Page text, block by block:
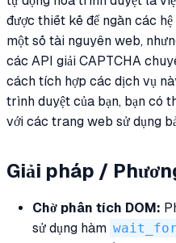
được thiết kế để ngăn các
một số tài nguyên web,
các API giải CAPTCHA
cách tích hợp các dịch vụ
trình duyệt của bạn, bạn có
với các trang web sử dụng
Giải pháp /
Chờ phân tích DOM:
sử dụng hàm